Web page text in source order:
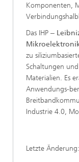
Komponenten,
Das IHP ‒
zu
Schaltungen
Materialien. Es
Anwendungs-
Industrie 4.0,
Letzte Änderung: